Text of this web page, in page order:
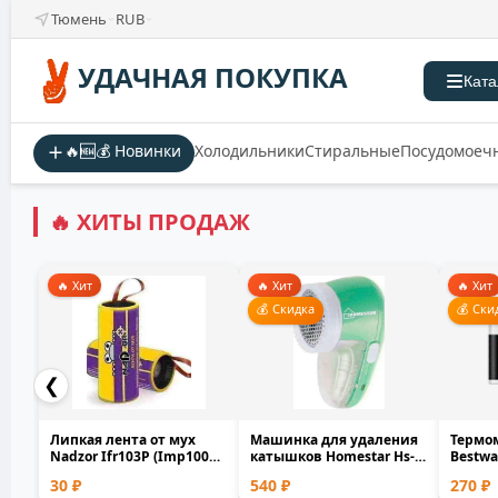
Тюмень RUB
УДАЧНАЯ ПОКУПКА
🔥🆕💰 Новинки ХолодильникиСтиральные
🔥 ХИТЫ ПРОДАЖ
❮
🔥 Хит
Липкая лента от мух
Nadzor Ifr103P (Imp100P)
30 ₽
🔥 Хит
💰 Скидка
Машинка для удаления
катышков Homestar Hs-
540 ₽
🔥 Хит
💰
270 ₽